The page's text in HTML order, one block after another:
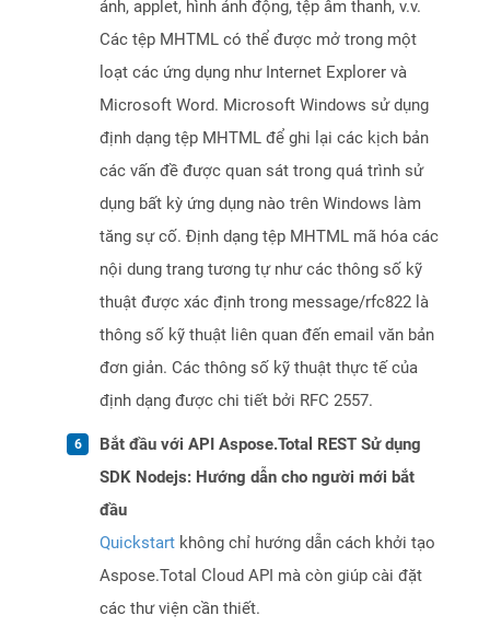
ảnh, applet, hình ảnh động, tệp âm thanh, v.v.
Các tệp MHTML có thể được mở trong một
loạt các ứng dụng như Internet Explorer và
Microsoft Word. Microsoft Windows sử dụng
định dạng tệp MHTML để ghi lại các kịch bản
các vấn đề được quan sát trong quá trình sử
dụng bất kỳ ứng dụng nào trên Windows làm
tăng sự cố. Định dạng tệp MHTML mã hóa các
nội dung trang tương tự như các thông số kỹ
thuật được xác định trong message/rfc822 là
thông số kỹ thuật liên quan đến email văn bản
đơn giản. Các thông số kỹ thuật thực tế của
định dạng được chi tiết bởi RFC 2557.
Bắt đầu với API Aspose.Total REST Sử dụng
SDK Nodejs: Hướng dẫn cho người mới bắt
đầu
Quickstart không chỉ hướng dẫn cách khởi tạo
Aspose.Total Cloud API mà còn giúp cài đặt
các thư viện cần thiết.